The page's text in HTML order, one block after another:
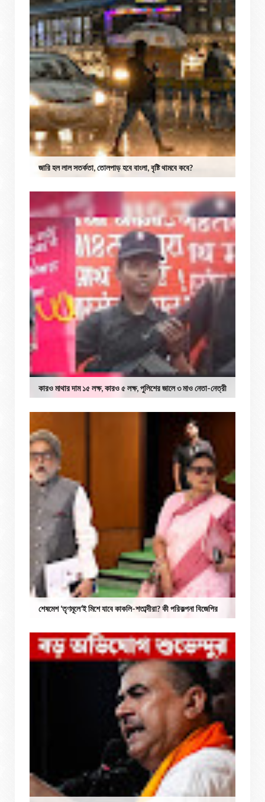
জারি হল লাল সতর্কতা, তোলপাড় হবে বাংলা, বৃষ্টি থামবে কবে?
কারও মাথার দাম ১৫ লক্ষ, কারও ৫ লক্ষ, পুলিশের জালে ৩ মাও নেতা-নেত্রী
শেষমেশ ‘তৃণমূলে’ই মিশে যাবে কাকলি-শতাব্দীরা? কী পরিকল্পনা বিজেপির